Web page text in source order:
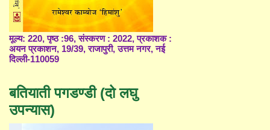
मूल्य: 220, पृष्ठ :96, संस्करण : 2022, प्रकाशक :
अयन प्रकाशन, 19/39, राजापुरी, उत्तम नगर, नई
दिल्ली-110059
बतियाती पगडण्डी (दो लघु
उपन्यास)